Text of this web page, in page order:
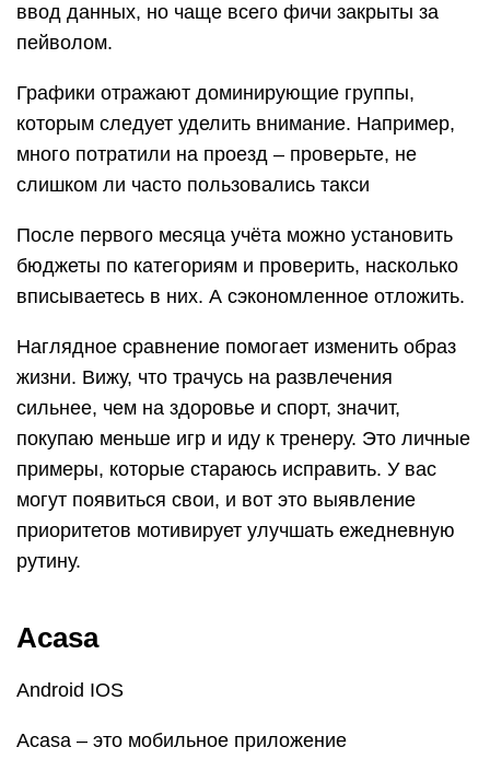
ввод данных, но чаще всего фичи закрыты за
пейволом.
Графики отражают доминирующие группы,
которым следует уделить внимание. Например,
много потратили на проезд – проверьте, не
слишком ли часто пользовались такси
После первого месяца учёта можно установить
бюджеты по категориям и проверить, насколько
вписываетесь в них. А сэкономленное отложить.
Наглядное сравнение помогает изменить образ
жизни. Вижу, что трачусь на развлечения
сильнее, чем на здоровье и спорт, значит,
покупаю меньше игр и иду к тренеру. Это личные
примеры, которые стараюсь исправить. У вас
могут появиться свои, и вот это выявление
приоритетов мотивирует улучшать ежедневную
рутину.
Acasa
Android IOS
Acasa – это мобильное приложение